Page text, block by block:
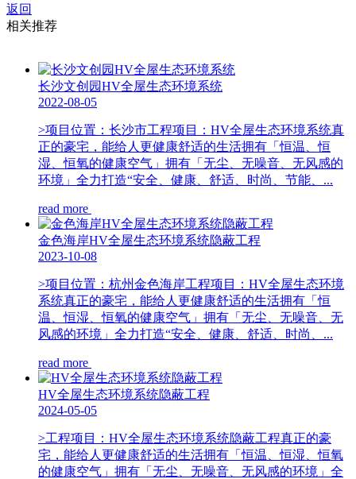
返回
相关推荐
长沙文创园HV全屋生态环境系统
2022-08-05
>项目位置：长沙市工程项目：HV全屋生态环境系统真
正的豪宅，能给人更健康舒适的生活拥有「恒温、恒
湿、恒氧的健康空气」拥有「无尘、无噪音、无风感的
环境」全力打造“安全、健康、舒适、时尚、节能、...
read more
金色海岸HV全屋生态环境系统隐蔽工程
2023-10-08
>项目位置：杭州金色海岸工程项目：HV全屋生态环境
系统真正的豪宅，能给人更健康舒适的生活拥有「恒
温、恒湿、恒氧的健康空气」拥有「无尘、无噪音、无
风感的环境」全力打造“安全、健康、舒适、时尚、...
read more
HV全屋生态环境系统隐蔽工程
2024-05-05
>工程项目：HV全屋生态环境系统隐蔽工程真正的豪
宅，能给人更健康舒适的生活拥有「恒温、恒湿、恒氧
的健康空气」拥有「无尘、无噪音、无风感的环境」全